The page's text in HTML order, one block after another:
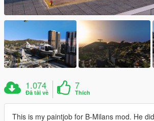
1.074
Đã tải về
7
Thích
This is my paintjob for B-Milans mod. He